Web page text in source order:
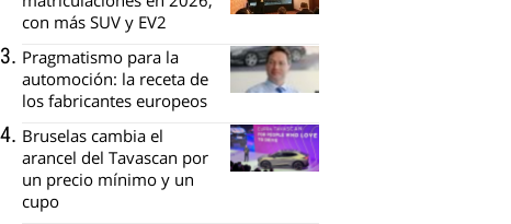
con más SUV y EV2
Pragmatismo para la
automoción: la receta de
los fabricantes europeos
Bruselas cambia el
arancel del Tavascan por
un precio mínimo y un
cupo